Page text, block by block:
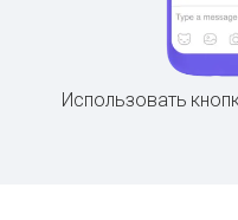
Использовать